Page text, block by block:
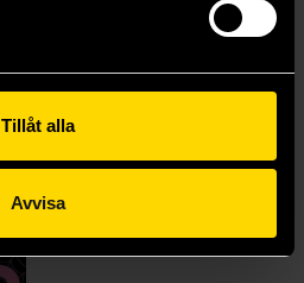
Tillåt alla
Avvisa